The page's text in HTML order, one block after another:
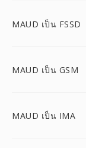
MAUD เป็น FSSD
MAUD เป็น GSM
MAUD เป็น IMA